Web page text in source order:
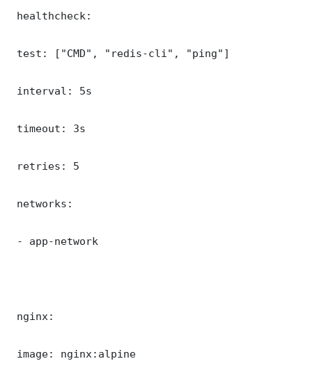
healthcheck:
test: ["CMD", "redis-cli", "ping"]
interval: 5s
timeout: 3s
retries: 5
networks:
- app-network
nginx:
image: nginx:alpine